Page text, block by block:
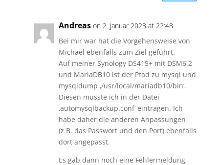
Andreas on 2. Januar 2023 at 22:48
Bei mir war hat die Vorgehensweise von
Michael ebenfalls zum Ziel geführt.
Auf meiner Synology DS415+ mit DSM6.2
und MariaDB10 ist der Pfad zu mysql und
mysqldump ‚/usr/local/mariadb10/bin‘.
Diesen musste ich in der Datei
‚automysqlbackup.conf‘ eintragen. Ich
habe daher die anderen Anpassungen
(z.B. das Passwort und den Port) ebenfalls
dort angepasst.
Es gab dann noch eine Fehlermeldung